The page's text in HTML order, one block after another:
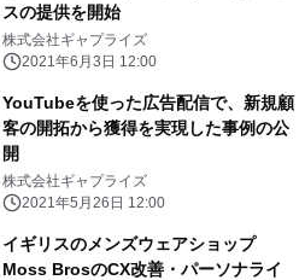
スの提供を開始
株式会社ギャプライズ
2021年6月3日 12:00
YouTubeを使った広告配信で、新規顧
客の開拓から獲得を実現した事例の公
開
株式会社ギャプライズ
2021年5月26日 12:00
イギリスのメンズウェアショップ
Moss BrosのCX改善・パーソナライ